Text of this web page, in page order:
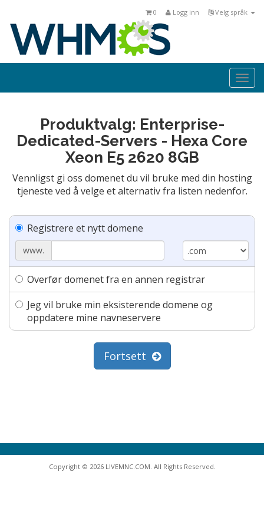
Velg språk
Logg inn
0
Produktvalg: Enterprise-
Dedicated-Servers - Hexa Core
Xeon E5 2620 8GB
Vennligst gi oss domenet du vil bruke med din hosting
tjeneste ved å velge et alternativ fra listen nedenfor.
Registrere et nytt domene
www.
Overfør domenet fra en annen registrar
Jeg vil bruke min eksisterende domene og
oppdatere mine navneservere
Fortsett
Copyright © 2026 LIVEMNC.COM. All Rights Reserved.